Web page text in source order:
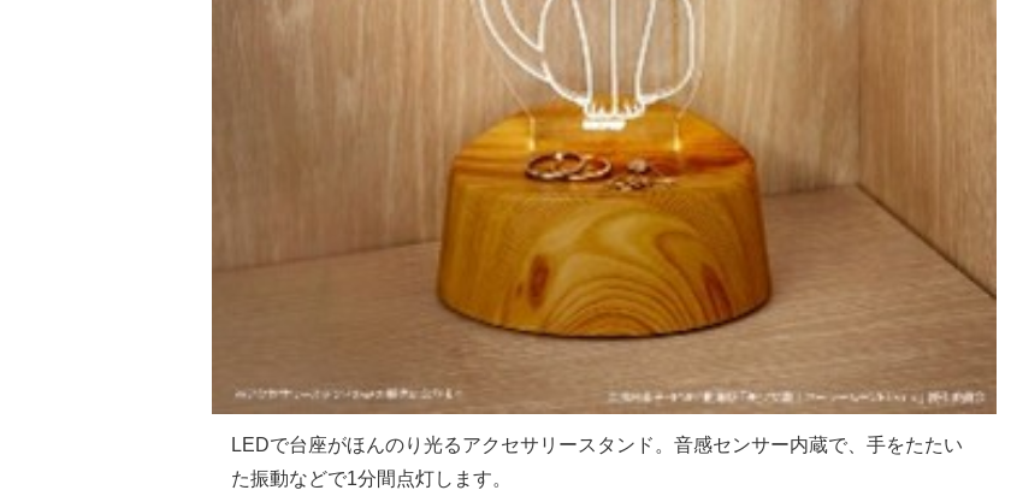
LEDで台座がほんのり光るアクセサリースタンド。音感センサー内蔵で、手をたたい
た振動などで1分間点灯します。